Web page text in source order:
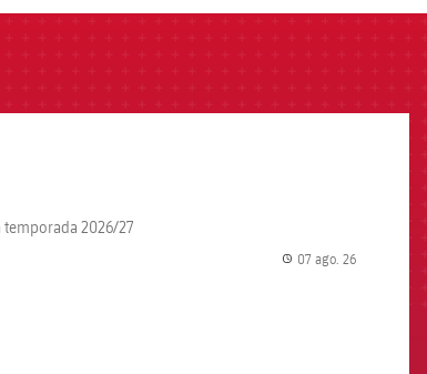
2026/27
07 ago. 26